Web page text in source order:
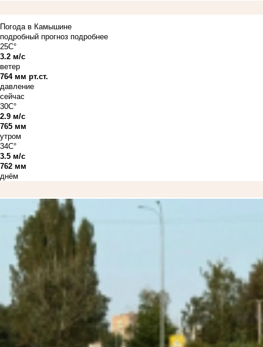
Погода в Камышине
подробный прогноз подробнее
25C°
3.2 м/с
ветер
764 мм рт.ст.
давление
сейчас
30C°
2.9 м/с
765 мм
утром
34C°
3.5 м/с
762 мм
днём